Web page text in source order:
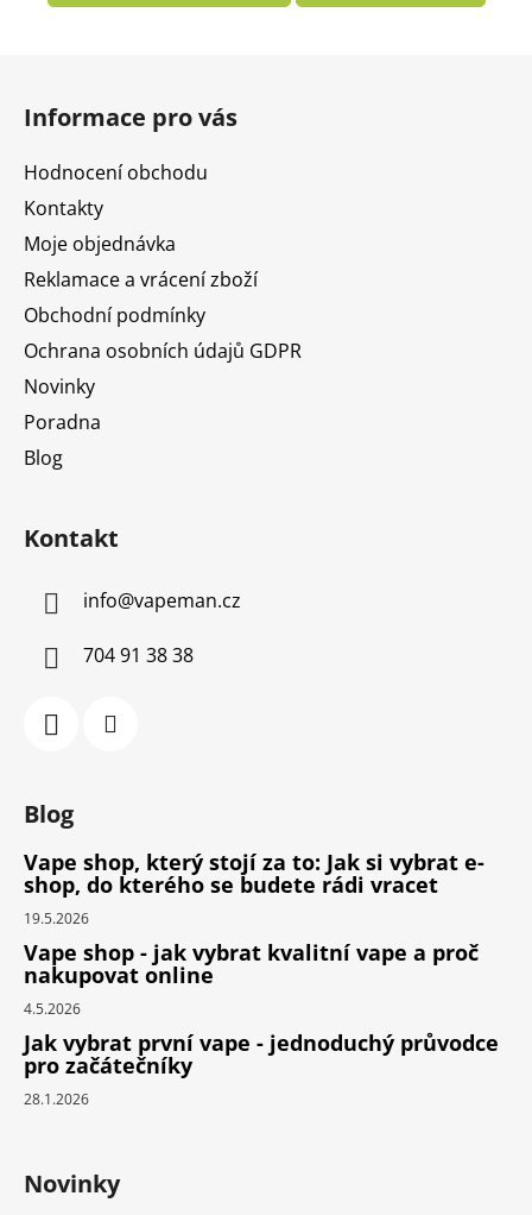
Informace pro vás
Hodnocení obchodu
Kontakty
Moje objednávka
Reklamace a vrácení zboží
Obchodní podmínky
Ochrana osobních údajů GDPR
Novinky
Poradna
Blog
Kontakt
info@vapeman.cz
704 91 38 38
Blog
Vape shop, který stojí za to: Jak si vybrat e-
shop, do kterého se budete rádi vracet
19.5.2026
Vape shop - jak vybrat kvalitní vape a proč
nakupovat online
4.5.2026
Jak vybrat první vape - jednoduchý průvodce
pro začátečníky
28.1.2026
Novinky